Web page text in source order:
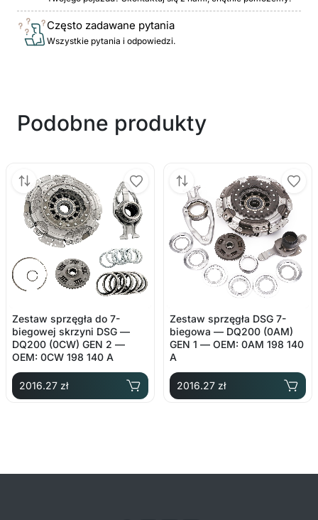
Często zadawane pytania
Wszystkie pytania i odpowiedzi.
Podobne produkty
Zestaw sprzęgła do 7-
biegowej skrzyni DSG —
DQ200 (0CW) GEN 2 —
OEM: 0CW 198 140 A
2016.27 zł
Zestaw sprzęgła DSG 7-
biegowa — DQ200 (0AM)
GEN 1 — OEM: 0AM 198 140
A
2016.27 zł